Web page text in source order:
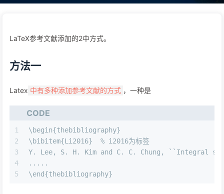
LaTeX参考文献添加的2中方式。
方法一
Latex 中有多种添加参考文献的方式 ，一种是
CODE
1
2
3
4
5
\begin{thebibliography}
\bibitem{Li2016}  % i2016为标签
Y. Lee, S. H. Kim and C. C. Chung, ``Integral
.....
\end{thebibliography}